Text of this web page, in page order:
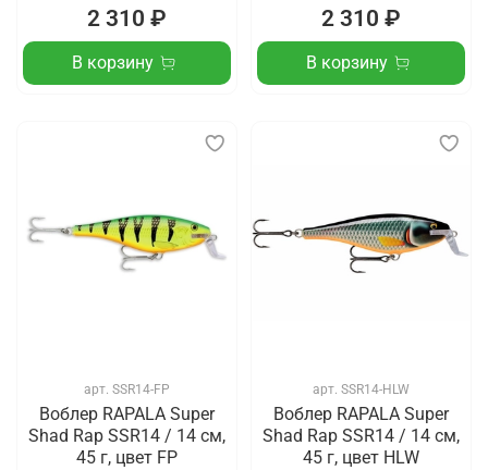
2 310 ₽
В корзину
2 310 ₽
В корзину
арт. SSR14-FP
Воблер RAPALA Super
Shad Rap SSR14 / 14 см,
45 г, цвет FP
арт. SSR14-HLW
Воблер RAPALA Super
Shad Rap SSR14 / 14 см,
45 г, цвет HLW